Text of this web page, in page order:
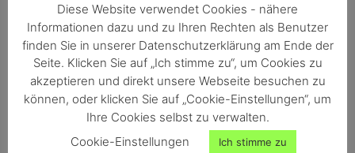
nahezuin allen Branchen und Industriespartenim
Einsatz. Wir haben selbstverständlich einen äußerst
hohen Qualitätsanspruch. Dafür übernehmen wir die
Verantwortung!
Diese Website verwendet Cookies - nähere
Informationen dazu und zu Ihren Rechten als Benutzer
finden Sie in unserer Datenschutzerklärung am Ende der
Seite. Klicken Sie auf „Ich stimme zu“, um Cookies zu
akzeptieren und direkt unsere Webseite besuchen zu
können, oder klicken Sie auf „Cookie-Einstellungen“, um
Ihre Cookies selbst zu verwalten.
Cookie-Einstellungen
Ich stimme zu